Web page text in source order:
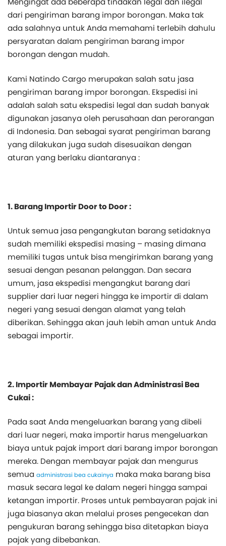
dari pengiriman barang impor borongan. Maka tak
ada salahnya untuk Anda memahami terlebih dahulu
persyaratan dalam pengiriman barang impor
borongan dengan mudah.
Kami Natindo Cargo merupakan salah satu jasa
pengiriman barang impor borongan. Ekspedisi ini
adalah salah satu ekspedisi legal dan sudah banyak
digunakan jasanya oleh perusahaan dan perorangan
di Indonesia. Dan sebagai syarat pengiriman barang
yang dilakukan juga sudah disesuaikan dengan
aturan yang berlaku diantaranya :
1. Barang Importir Door to Door :
Untuk semua jasa pengangkutan barang setidaknya
sudah memiliki ekspedisi masing – masing dimana
memiliki tugas untuk bisa mengirimkan barang yang
sesuai dengan pesanan pelanggan. Dan secara
umum, jasa ekspedisi mengangkut barang dari
supplier dari luar negeri hingga ke importir di dalam
negeri yang sesuai dengan alamat yang telah
diberikan. Sehingga akan jauh lebih aman untuk Anda
sebagai importir.
2. Importir Membayar Pajak dan Administrasi Bea
Cukai :
Pada saat Anda mengeluarkan barang yang dibeli
dari luar negeri, maka importir harus mengeluarkan
biaya untuk pajak import dari barang impor borongan
mereka. Dengan membayar pajak dan mengurus
semua administrasi bea cukainya maka maka barang bisa
masuk secara legal ke dalam negeri hingga sampai
ketangan importir. Proses untuk pembayaran pajak ini
juga biasanya akan melalui proses pengecekan dan
pengukuran barang sehingga bisa ditetapkan biaya
pajak yang dibebankan.